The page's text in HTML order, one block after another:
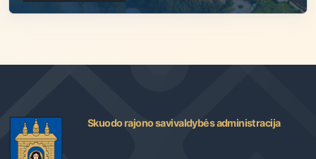
Skuodo rajono savivaldybės administracija